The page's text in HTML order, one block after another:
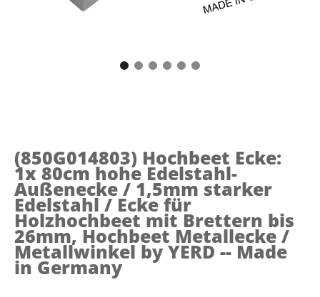
(850G014803) Hochbeet Ecke:
1x 80cm hohe Edelstahl-
Außenecke / 1,5mm starker
Edelstahl / Ecke für
Holzhochbeet mit Brettern bis
26mm, Hochbeet Metallecke /
Metallwinkel by YERD -- Made
in Germany